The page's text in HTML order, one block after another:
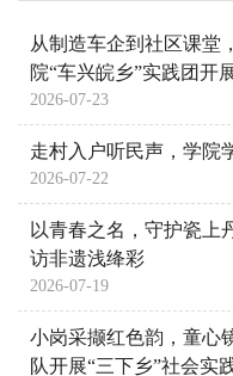
从制造车企到社区课
院“车兴皖乡”实践团开
2026-07-23
走村入户听民声，学院
2026-07-22
以青春之名，守护瓷
访非遗浅绛彩
2026-07-19
小岗采撷红色韵，童心
队开展“三下乡”社会实